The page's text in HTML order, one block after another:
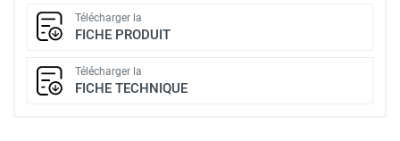
Télécharger la
FICHE PRODUIT
Télécharger la
FICHE TECHNIQUE